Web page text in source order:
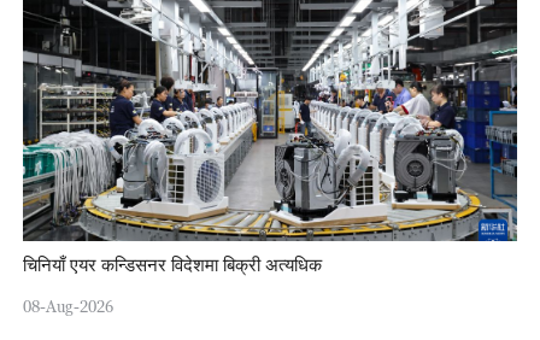
चिनियाँ एयर कन्डिसनर विदेशमा बिक्री अत्यधिक
08-Aug-2026